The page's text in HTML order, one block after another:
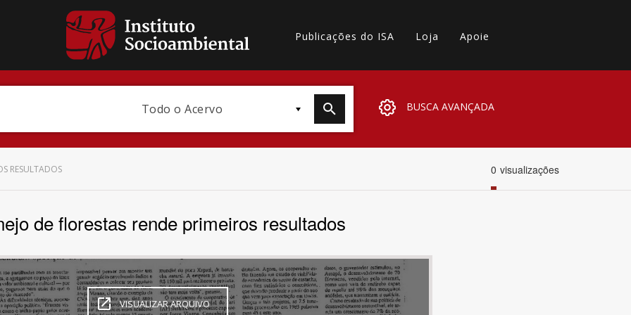
Publicações do ISA Loja Apoie
Todo o Acervo BUSCA AVANÇADA
Bioma / Bacia
Subtema
RESULTADOS 0 visualizações
de florestas rende primeiros resultados
VISUALIZAR ARQUIVO